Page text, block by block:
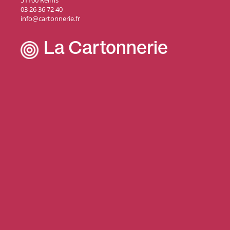
03 26 36 72 40
info@cartonnerie.fr
La Cartonnerie